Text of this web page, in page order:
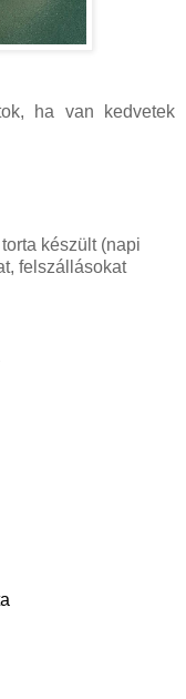
ha van kedvetek
torta készült (napi
felszállásokat